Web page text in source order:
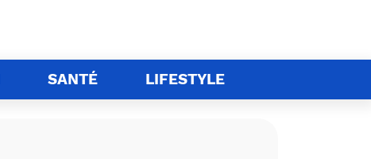
SANTÉ LIFESTYLE